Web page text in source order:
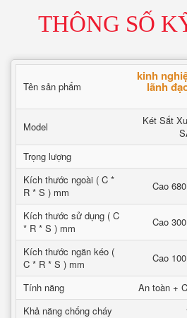
THÔNG SỐ
Tên sản phẩm
kinh
lãnh
Model
Két Sắt
Trọng lượng
Kích thước ngoài ( C *
R * S ) mm
Cao
Kích thước sử dụng ( C
* R * S ) mm
Cao
Kích thước ngăn kéo (
C * R * S ) mm
Cao
Tính năng
An toàn +
Khả năng chống cháy